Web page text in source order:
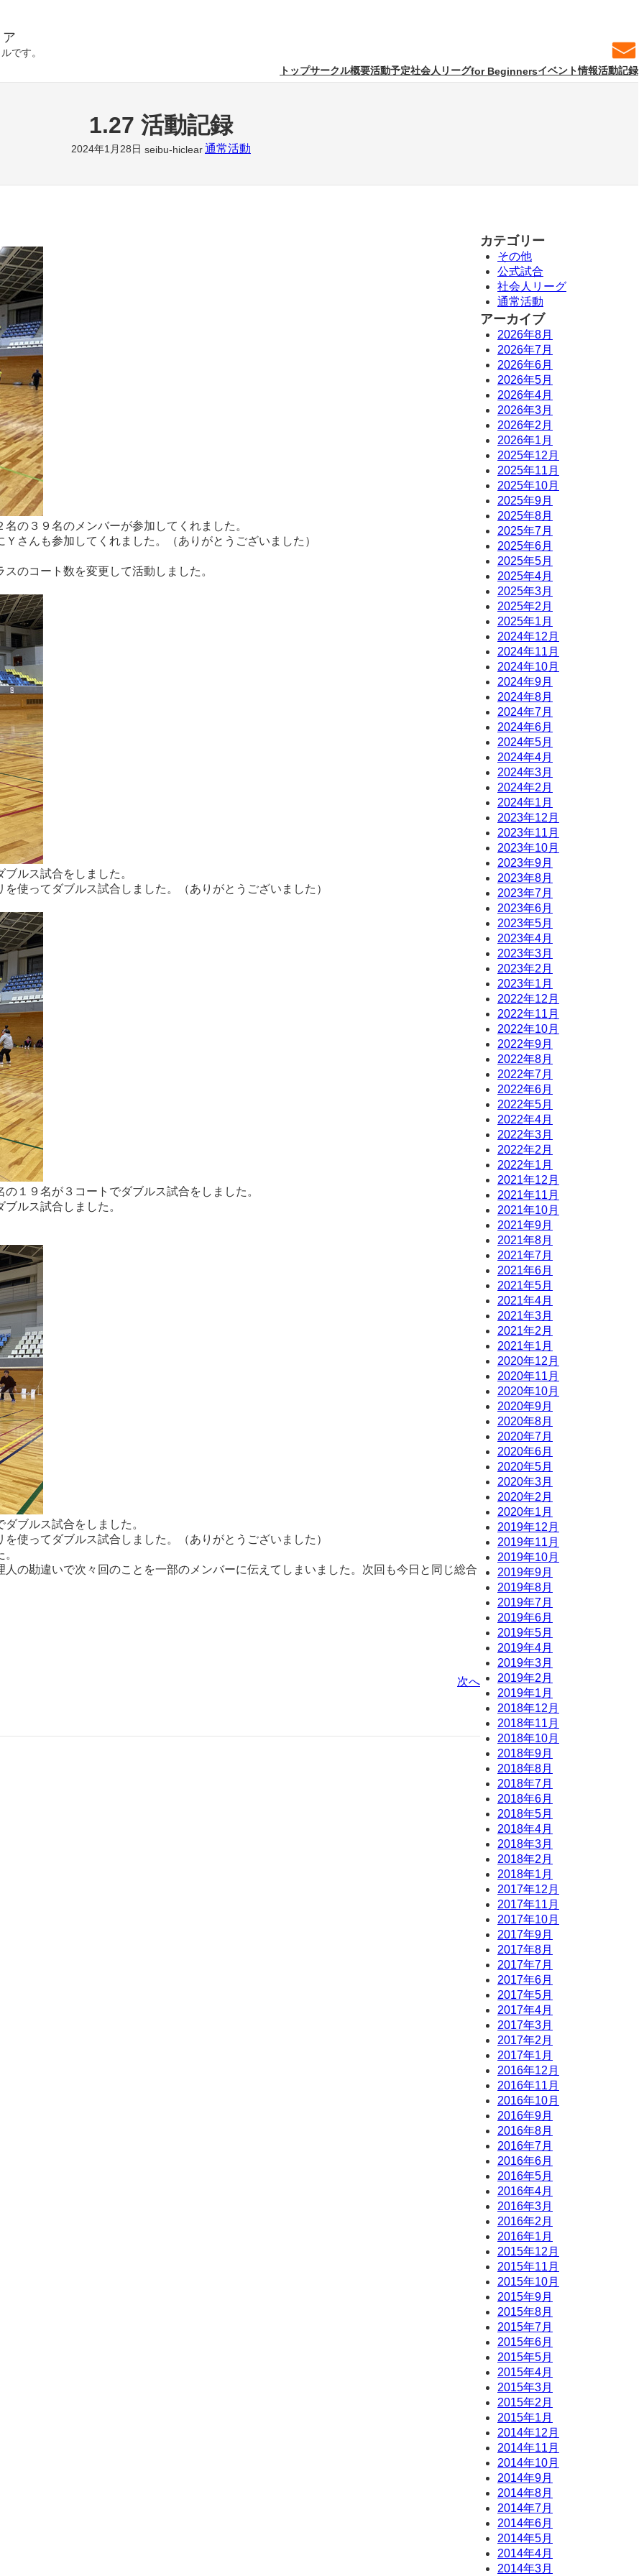
です。
トップサークル概要活動予定社会人リーグfor Beginnersイベント情報活動記録
1.27 活動記録
2024年1月28日 seibu-hiclear 通常活動
の３９名のメンバーが参加してくれました。
さんも参加してくれました。（ありがとうございました）
のコート数を変更して活動しました。
ブルス試合をしました。
使ってダブルス試合しました。（ありがとうございました）
１９名が３コートでダブルス試合をしました。
ルス試合しました。
ブルス試合をしました。
使ってダブルス試合しました。（ありがとうございました）
の勘違いで次々回のことを一部のメンバーに伝えてしまいました。次回も今日と同じ総合
次へ
カテゴリー
その他
公式試合
社会人リーグ
通常活動
アーカイブ
2026年8月
2026年7月
2026年6月
2026年5月
2026年4月
2026年3月
2026年2月
2026年1月
2025年12月
2025年11月
2025年10月
2025年9月
2025年8月
2025年7月
2025年6月
2025年5月
2025年4月
2025年3月
2025年2月
2025年1月
2024年12月
2024年11月
2024年10月
2024年9月
2024年8月
2024年7月
2024年6月
2024年5月
2024年4月
2024年3月
2024年2月
2024年1月
2023年12月
2023年11月
2023年10月
2023年9月
2023年8月
2023年7月
2023年6月
2023年5月
2023年4月
2023年3月
2023年2月
2023年1月
2022年12月
2022年11月
2022年10月
2022年9月
2022年8月
2022年7月
2022年6月
2022年5月
2022年4月
2022年3月
2022年2月
2022年1月
2021年12月
2021年11月
2021年10月
2021年9月
2021年8月
2021年7月
2021年6月
2021年5月
2021年4月
2021年3月
2021年2月
2021年1月
2020年12月
2020年11月
2020年10月
2020年9月
2020年8月
2020年7月
2020年6月
2020年5月
2020年3月
2020年2月
2020年1月
2019年12月
2019年11月
2019年10月
2019年9月
2019年8月
2019年7月
2019年6月
2019年5月
2019年4月
2019年3月
2019年2月
2019年1月
2018年12月
2018年11月
2018年10月
2018年9月
2018年8月
2018年7月
2018年6月
2018年5月
2018年4月
2018年3月
2018年2月
2018年1月
2017年12月
2017年11月
2017年10月
2017年9月
2017年8月
2017年7月
2017年6月
2017年5月
2017年4月
2017年3月
2017年2月
2017年1月
2016年12月
2016年11月
2016年10月
2016年9月
2016年8月
2016年7月
2016年6月
2016年5月
2016年4月
2016年3月
2016年2月
2016年1月
2015年12月
2015年11月
2015年10月
2015年9月
2015年8月
2015年7月
2015年6月
2015年5月
2015年4月
2015年3月
2015年2月
2015年1月
2014年12月
2014年11月
2014年10月
2014年9月
2014年8月
2014年7月
2014年6月
2014年5月
2014年4月
2014年3月